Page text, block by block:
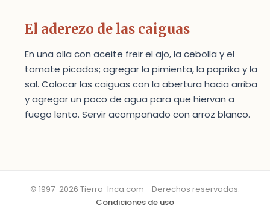
El aderezo de las caiguas
En una olla con aceite freir el ajo, la cebolla y el
tomate picados; agregar la pimienta, la paprika y la
sal. Colocar las caiguas con la abertura hacia arriba
y agregar un poco de agua para que hiervan a
fuego lento. Servir acompañado con arroz blanco.
© 1997-2026 Tierra-Inca.com - Derechos reservados.
Condiciones de uso